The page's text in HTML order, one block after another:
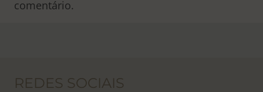
comentário.
REDES SOCIAIS